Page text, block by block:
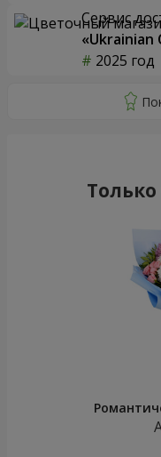
Сервис
«Ukrainian
2025 год